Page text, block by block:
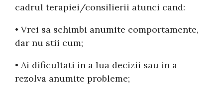
cadrul terapiei/consilierii atunci cand:
• Vrei sa schimbi anumite comportamente,
dar nu stii cum;
• Ai dificultati in a lua decizii sau in a
rezolva anumite probleme;